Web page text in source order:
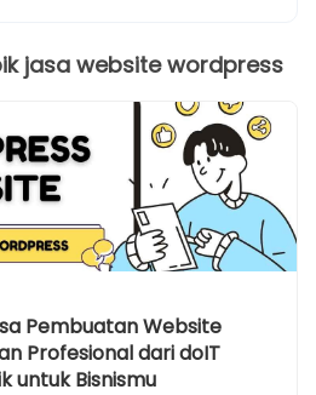
jasa website wordpress
Pembuatan Website
Profesional dari doIT
untuk Bisnismu